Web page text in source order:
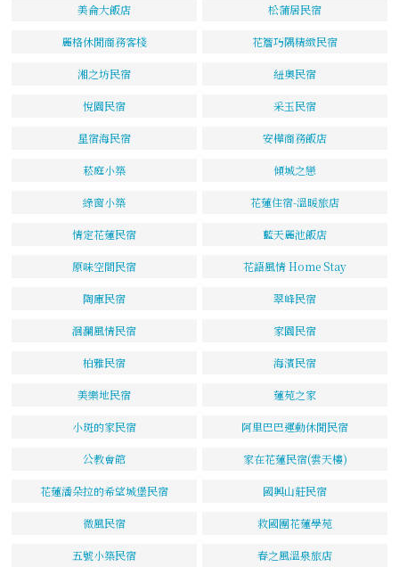
美侖大飯店 松蒲居民宿
麗格休閒商務客棧 花簷巧隅精緻民宿
湘之坊民宿 紐奧民宿
悅園民宿 采玉民宿
星宿海民宿 安樺商務飯店
菘庭小築 傾城之戀
綠窗小築 花蓮住宿-溫暖旅店
情定花蓮民宿 藍天麗池飯店
原味空間民宿 花語風情 Home Stay
陶庫民宿 翠峰民宿
洄瀾風情民宿 家園民宿
柏雅民宿 海濱民宿
美樂地民宿 蓮苑之家
小斑的家民宿 阿里巴巴運動休閒民宿
公教會館 家在花蓮民宿(雲天樓)
花蓮潘朵拉的希望城堡民宿 國興山莊民宿
微風民宿 救國團花蓮學苑
五號小築民宿 春之風溫泉旅店